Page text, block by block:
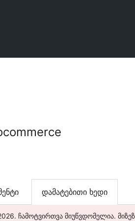
დამატებითი ხედი
ჩამოტვირთვა მიუწვდომელია.